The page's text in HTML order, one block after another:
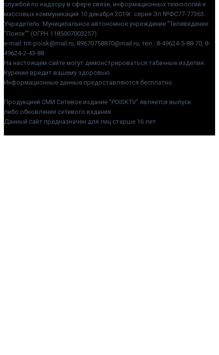
службой по надзору в сфере связи, информационных технологий и
массовых коммуникаций 10 декабря 2019г. серия Эл №ФС77-77363.
Учредитель: Муниципальное автономное учреждение "Телевидение
"Поиск"" (ОГРН 1185007003257)
e-mail: tnt-poisk@mail.ru, 89670758870@mail.ru; тел.: 8-49624-5-88-70, 8-
49624-2-43-88
На настоящем сайте могут демонстрироваться табачные изделия.
Курение вредит вашему здоровью.
Информационные данные предоставляются бесплатно.
Продукцией СМИ Сетевое издание "POISKTV" является выпуск
либо обновление сетевого издания.
Данный сайт предназначен для лиц старше 16 лет.